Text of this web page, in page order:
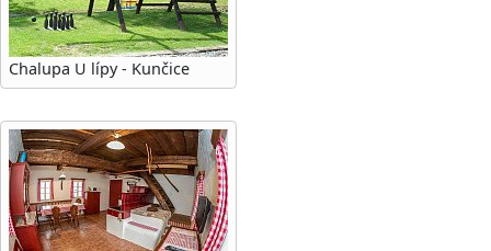
Chalupa U lípy - Kunčice